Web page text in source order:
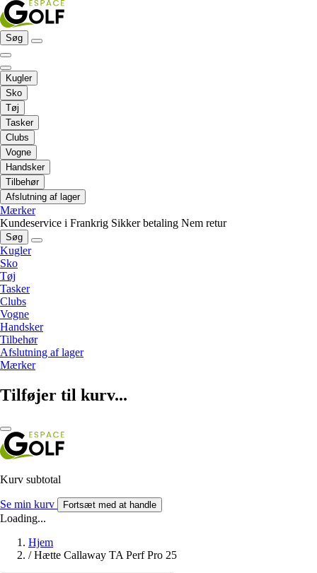
Søg
Kugler
Sko
Tøj
Tasker
Clubs
Vogne
Handsker
Tilbehør
Afslutning af lager
Mærker
Kundeservice i Frankrig Sikker betaling Nem retur
Søg
Kugler
Sko
Tøj
Tasker
Clubs
Vogne
Handsker
Tilbehør
Afslutning af lager
Mærker
Tilføjer til kurv...
Kurv subtotal
Se min kurv Fortsæt med at handle
Loading...
Hjem
/ Hætte Callaway TA Perf Pro 25